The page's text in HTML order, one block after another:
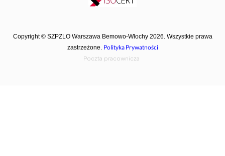
Copyright © SZPZLO Warszawa Bemowo-Włochy 2026. Wszystkie prawa
zastrzeżone. Polityka Prywatności
Poczta pracownicza